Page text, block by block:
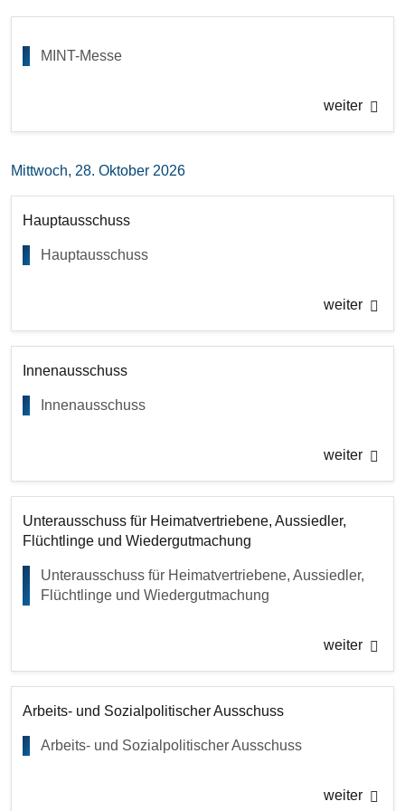
MINT-Messe
weiter
Mittwoch, 28. Oktober 2026
Hauptausschuss
Hauptausschuss
weiter
Innenausschuss
Innenausschuss
weiter
Unterausschuss für Heimatvertriebene, Aussiedler,
Flüchtlinge und Wiedergutmachung
Unterausschuss für Heimatvertriebene, Aussiedler,
Flüchtlinge und Wiedergutmachung
weiter
Arbeits- und Sozialpolitischer Ausschuss
Arbeits- und Sozialpolitischer Ausschuss
weiter